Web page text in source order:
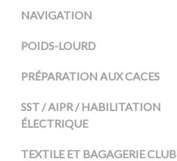
NAVIGATION
POIDS-LOURD
PRÉPARATION AUX CACES
SST / AIPR / HABILITATION
ÉLECTRIQUE
TEXTILE ET BAGAGERIE CLUB